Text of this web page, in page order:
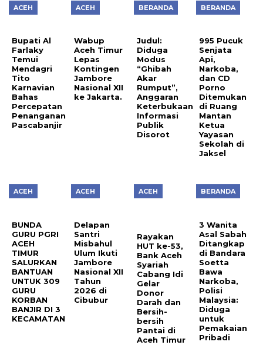
ACEH
Bupati Al
Farlaky
Temui
Mendagri
Tito
Karnavian
Bahas
Percepatan
Penanganan
Pascabanjir
ACEH
Wabup
Aceh Timur
Lepas
Kontingen
Jambore
Nasional XII
ke Jakarta.
BERANDA
Judul:
Diduga
Modus
“Ghibah
Akar
Rumput”,
Anggaran
Keterbukaan
Informasi
Publik
Disorot
BERANDA
995 Pucuk
Senjata
Api,
Narkoba,
dan CD
Porno
Ditemukan
di Ruang
Mantan
Ketua
Yayasan
Sekolah di
Jaksel
ACEH
BUNDA
GURU PGRI
ACEH
TIMUR
SALURKAN
BANTUAN
UNTUK 309
GURU
KORBAN
BANJIR DI 3
KECAMATAN
ACEH
Delapan
Santri
Misbahul
Ulum Ikuti
Jambore
Nasional XII
Tahun
2026 di
Cibubur
ACEH
Rayakan
HUT ke-53,
Bank Aceh
Syariah
Cabang Idi
Gelar
Donor
Darah dan
Bersih-
bersih
Pantai di
Aceh Timur
BERANDA
3 Wanita
Asal Sabah
Ditangkap
di Bandara
Soetta
Bawa
Narkoba,
Polisi
Malaysia:
Diduga
untuk
Pemakaian
Pribadi